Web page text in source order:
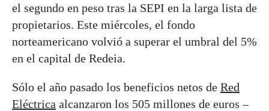
el segundo en peso tras la SEPI en la larga lista de
propietarios. Este miércoles, el fondo
norteamericano volvió a superar el umbral del 5%
en el capital de Redeia.
Sólo el año pasado los beneficios netos de Red
Eléctrica alcanzaron los 505 millones de euros –